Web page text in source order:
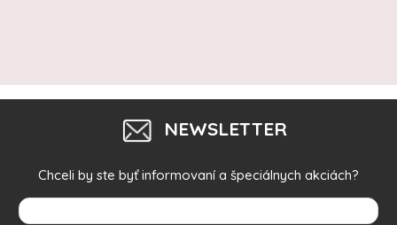
NEWSLETTER
Chceli by ste byť informovaní a špeciálnych akciách?